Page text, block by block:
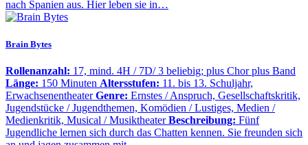
nach Spanien aus. Hier leben sie in…
Brain Bytes
Rollenanzahl: 17, mind. 4H / 7D/ 3 beliebig; plus Chor plus Band
Länge: 150 Minuten Altersstufen: 11. bis 13. Schuljahr,
Erwachsenentheater Genre: Ernstes / Anspruch, Gesellschaftskritik,
Jugendstücke / Jugendthemen, Komödien / Lustiges, Medien /
Medienkritik, Musical / Musiktheater Beschreibung: Fünf
Jugendliche lernen sich durch das Chatten kennen. Sie freunden sich